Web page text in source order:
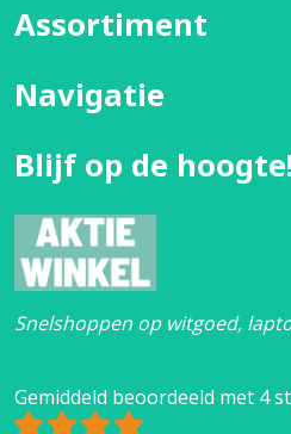
Assortiment
Navigatie
Blijf op de hoogte!
Snelshoppen op witgoed,
Gemiddeld beoordeeld met 4